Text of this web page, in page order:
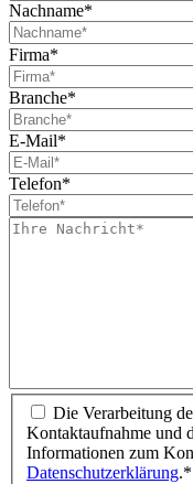
Nachname*
Firma*
Branche*
E-Mail*
Telefon*
Die Verarbeitung
Kontaktaufnahme und
Informationen zum
Datenschutzerklärung.*